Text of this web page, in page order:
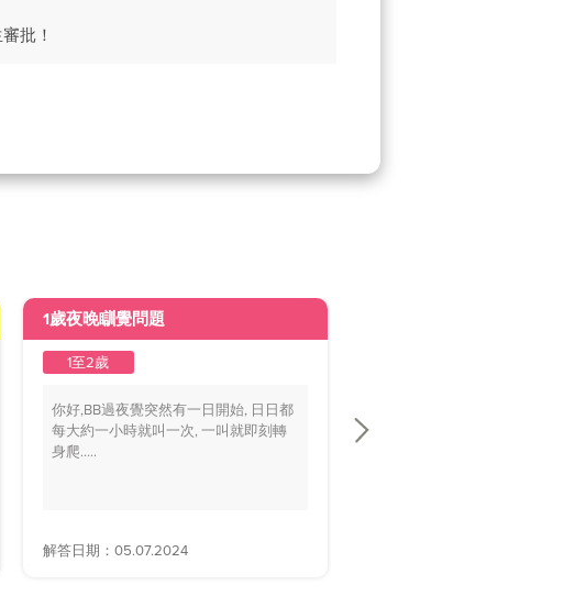
批！
1歲夜晚瞓覺問題
1至2歲
你好,BB過夜覺突然有一日開始, 日日都
每大約一小時就叫一次, 一叫就即刻轉
身爬.....
解答日期：05.07.2024